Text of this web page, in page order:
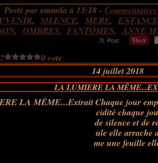
Posté par emmila à 13:18 -
, SILENCE, MERE, ENFANCE
, OMBRES, FANTÔMES,ANNE
0 vote
14 juillet 2018
LA LUMIERE LA
Chaque jour
cidité chaque
de silence et de
ule elle arrache
me une feuille